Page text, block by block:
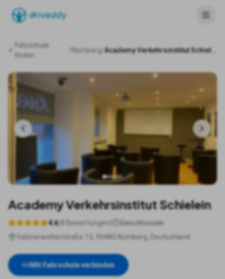
Fahrschule
finden
Nürnberg/
Academy Verkehrsinstitut Schielein
4.6( Bewertungen)
Geschlossen
Valznerweiherstraße 13, 90480 Nürnberg, Deutschland
Mit Fahrschule verbinden